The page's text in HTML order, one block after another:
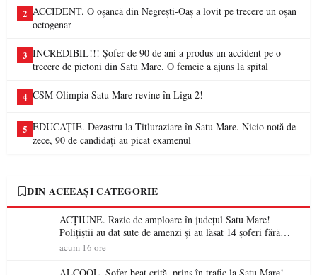
2 ACCIDENT. O oșancă din Negrești-Oaș a lovit pe trecere un oșan
octogenar
3 INCREDIBIL!!! Șofer de 90 de ani a produs un accident pe o
trecere de pietoni din Satu Mare. O femeie a ajuns la spital
4 CSM Olimpia Satu Mare revine în Liga 2!
5 EDUCAȚIE. Dezastru la Titluraziare în Satu Mare. Nicio notă de
zece, 90 de candidați au picat examenul
DIN ACEEAȘI CATEGORIE
ACȚIUNE. Razie de amploare în județul Satu Mare!
Polițiștii au dat sute de amenzi și au lăsat 14 șoferi fără
permis într-o singură zi
acum 16 ore